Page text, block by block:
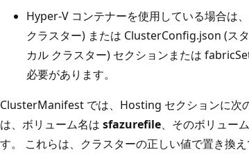
Hyper-V コンテナーを使用している場合は
クラスター) または ClusterConfig.json (ス
カル クラスター) セクションまたは
必要があります。
ClusterManifest では、Hosting セクションに次
は、ボリューム名は sfazurefile、そのボリュー
す。 これらは、クラスターの正しい値で置き換え